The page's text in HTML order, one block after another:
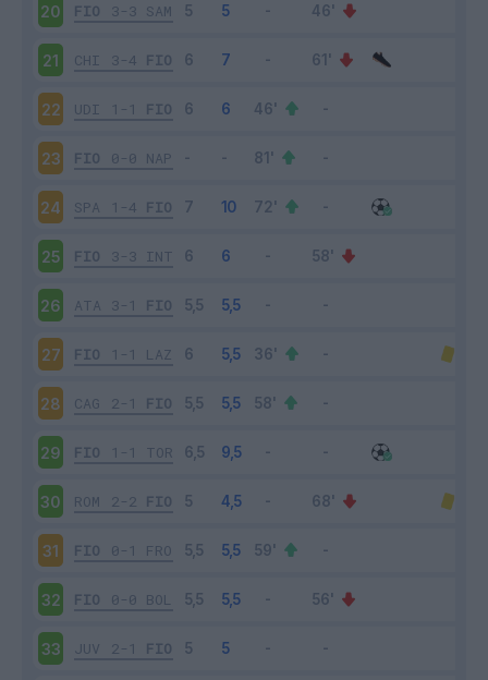
20 FIO 3-3 SAM
21 CHI 3-4 FIO
22 UDI 1-1 FIO
23 FIO 0-0 NAP
24 SPA 1-4 FIO
25 FIO 3-3 INT
26 ATA 3-1 FIO
27 FIO 1-1 LAZ
28 CAG 2-1 FIO
29 FIO 1-1 TOR
30 ROM 2-2 FIO
31 FIO 0-1 FRO
32 FIO 0-0 BOL
33 JUV 2-1 FIO